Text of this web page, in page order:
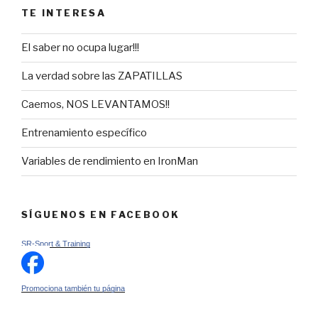
TE INTERESA
El saber no ocupa lugar!!!
La verdad sobre las ZAPATILLAS
Caemos, NOS LEVANTAMOS!!
Entrenamiento específico
Variables de rendimiento en IronMan
SÍGUENOS EN FACEBOOK
SR-Sport & Training
Promociona también tu página